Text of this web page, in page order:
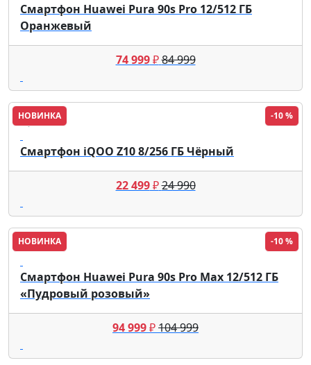
Смартфон Huawei Pura 90s Pro 12/512 ГБ
Оранжевый
74 999₽84 999
НОВИНКА -10 %
iQOO
Смартфон iQOO Z10 8/256 ГБ Чёрный
22 499₽24 990
НОВИНКА -10 %
HUAWEI
Смартфон Huawei Pura 90s Pro Max 12/512 ГБ
«Пудровый розовый»
94 999₽104 999